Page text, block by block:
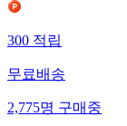
300 적립
무료배송
2,775명 구매중